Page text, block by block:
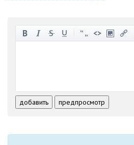
-
-
добавить предпросмотр